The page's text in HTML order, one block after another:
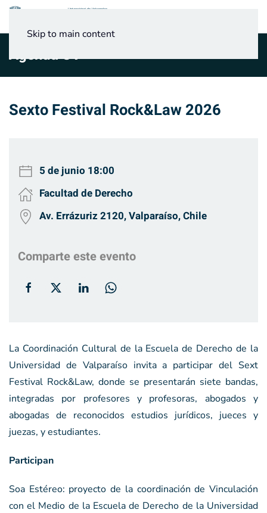
Skip to main content
Agenda UV
Sexto Festival Rock&Law 2026
5 de junio 18:00
Facultad de Derecho
Av. Errázuriz 2120, Valparaíso, Chile
Comparte este evento
La Coordinación Cultural de la Escuela de Derecho de la
Universidad de Valparaíso invita a participar del Sext
Festival Rock&Law, donde se presentarán siete bandas,
integradas por profesores y profesoras, abogados y
abogadas de reconocidos estudios jurídicos, jueces y
juezas, y estudiantes.
Participan
Soa Estéreo: proyecto de la coordinación de Vinculación
con el Medio de la Escuela de Derecho de la Universidad